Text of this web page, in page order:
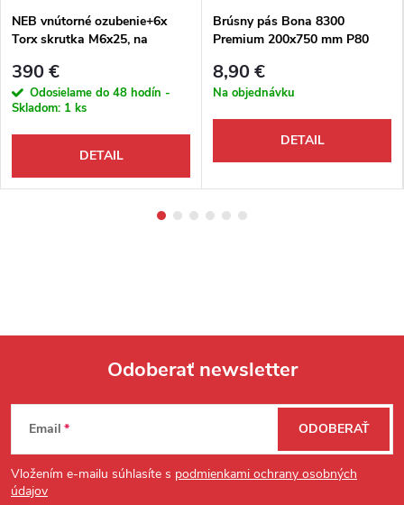
NEB vnútorné ozubenie+6x
Torx skrutka M6x25, na
FlexiSand
390 €
Odosielame do 48 hodín -
Skladom: 1 ks
DETAIL
Brúsny pás Bona 8300
Premium 200x750 mm P80
antistatický
8,90 €
Na objednávku
DETAIL
Zápätie
Odoberať newsletter
Email
Vložením e-mailu súhlasíte s podmienkami ochrany osobných
údajov
ODOBERAŤ